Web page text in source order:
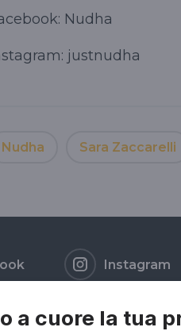
a cuore la tua
Nudha
justnudha
Nudha Sara Zaccarelli
Instagram